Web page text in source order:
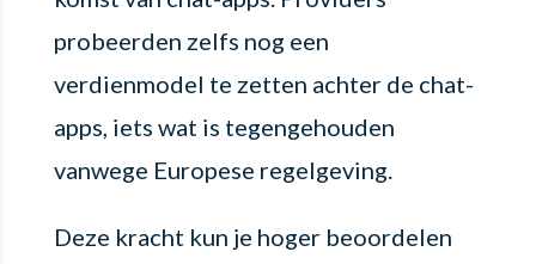
probeerden zelfs nog een
verdienmodel te zetten achter de chat-
apps, iets wat is tegengehouden
vanwege Europese regelgeving.
Deze kracht kun je hoger beoordelen